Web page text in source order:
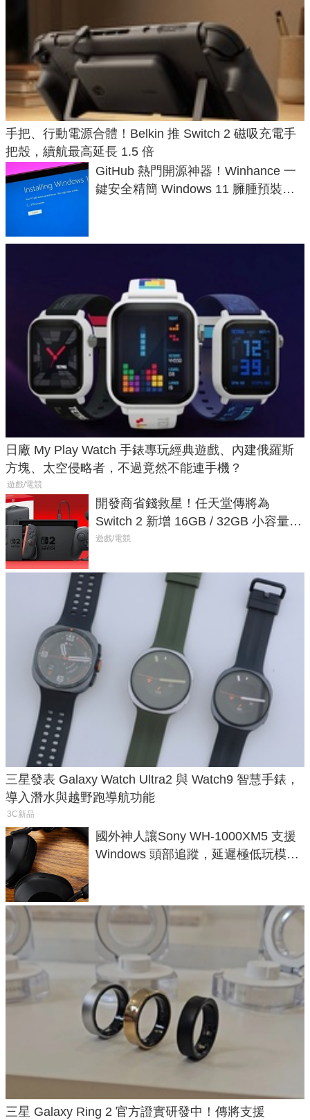
手把、行動電源合體！Belkin 推 Switch 2 磁吸充電手
把殼，續航最高延長 1.5 倍
GitHub 熱門開源神器！Winhance 一
鍵安全精簡 Windows 11 臃腫預裝軟
日廠 My Play Watch 手錶專玩經典遊戲、內建俄羅斯
方塊、太空侵略者，不過竟然不能連手機？
遊戲/電競
開發商省錢救星！任天堂傳將為
Switch 2 新增 16GB / 32GB 小容量遊
戲卡的選擇
遊戲/電競
三星發表 Galaxy Watch Ultra2 與 Watch9 智慧手錶，
導入潛水與越野跑導航功能
3C新品
國外神人讓Sony WH-1000XM5 支援
Windows 頭部追蹤，延遲極低玩模擬
三星 Galaxy Ring 2 官方證實研發中！傳將支援